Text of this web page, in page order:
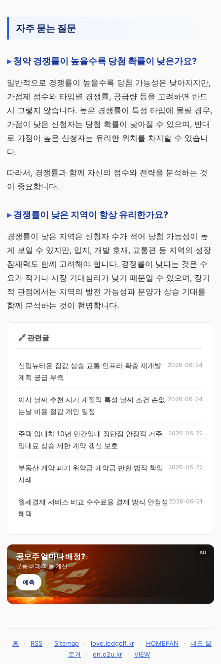
자주 묻는 질문
청약 경쟁률이 높을수록 당첨 확률이 낮은가요?
일반적으로 경쟁률이 높을수록 당첨 가능성은 낮아지지만,
가점제 점수와 타입별 경쟁률, 공급량 등을 고려하면 반드
시 그렇지 않습니다. 높은 경쟁률이 특정 타입에 몰릴 경우,
가점이 낮은 신청자는 당첨 확률이 낮아질 수 있으며, 반대
로 가점이 높은 신청자는 유리한 위치를 차지할 수 있습니
다.
따라서, 경쟁률과 함께 자신의 점수와 전략을 분석하는 것
이 중요합니다.
경쟁률이 낮은 지역이 항상 유리한가요?
경쟁률이 낮은 지역은 신청자 수가 적어 당첨 가능성이 높
게 보일 수 있지만, 입지, 개발 호재, 교통편 등 지역의 성장
잠재력도 함께 고려해야 합니다. 경쟁률이 낮다는 것은 수
요가 적거나 시장 기대심리가 낮기 때문일 수 있으며, 장기
적 관점에서는 지역의 발전 가능성과 분양가 상승 기대를
함께 분석하는 것이 현명합니다.
🔗 관련글
신림뉴타운 집값 상승 교통 인프라 확충 재개발
계획 공급 부족
2026-06-24
이사 날짜 추천 시기 계절적 특성 날씨 조건 손없
는날 비용 절감 개인 일정
2026-06-24
주택 임대차 10년 민간임대 장단점 안정적 거주
임대료 상승 제한 계약 갱신 보호
2026-06-22
부동산 계약 파기 위약금 계약금 반환 법적 책임
사례
2026-06-22
월세결제 서비스 비교 수수료율 결제 방식 안정성
혜택
2026-06-21
AD
공모주 얼마나 배정?
균등·비례 자동 계산
예측
홈 · RSS · Sitemap · love.ledgolf.kr · HOMEFAN ·
네오 블
로거
· on.o2u.kr · VIEW